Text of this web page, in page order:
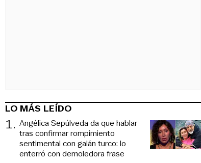
LO MÁS LEÍDO
1. Angélica Sepúlveda da que hablar
tras confirmar rompimiento
sentimental con galán turco: lo
enterró con demoledora frase